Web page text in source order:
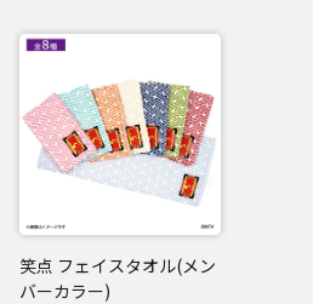
笑点 フェイスタオル(メン
バーカラー)